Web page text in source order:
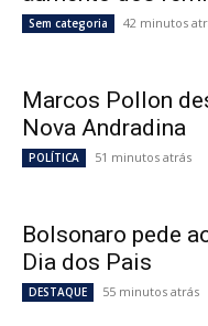
Sem categoria 42 minutos
Marcos Pollon
Nova Andradina
POLÍTICA 51 minutos atrás
Bolsonaro pede
Dia dos Pais
DESTAQUE 55 minutos atrás